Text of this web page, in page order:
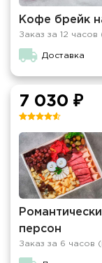
Кофе брейк
Заказ за 12 часов
Доставка
7 030 ₽
персон
Заказ за 6 часов